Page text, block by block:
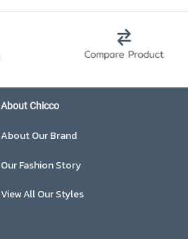
About Chicco
About Our Brand
Our Fashion Story
View All Our Styles